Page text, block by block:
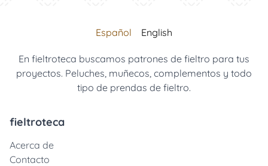
Español English
En fieltroteca buscamos patrones de fieltro para tus
proyectos. Peluches, muñecos, complementos y todo
tipo de prendas de fieltro.
fieltroteca
Acerca de
Contacto